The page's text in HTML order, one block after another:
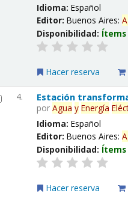
Idioma:Español
Editor:Buenos Aires:
Disponibilidad:
Hacer reserva
4. Estación
porAgua y Energía
Idioma:Español
Editor:Buenos Aires:
Disponibilidad:
Hacer reserva